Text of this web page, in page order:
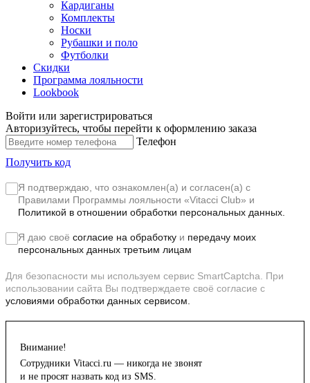
Кардиганы
Комплекты
Носки
Рубашки и поло
Футболки
Скидки
Программа лояльности
Lookbook
Войти или зарегистрироваться
Авторизуйтесь, чтобы перейти к оформлению заказа
Телефон
Получить код
Я подтверждаю, что ознакомлен(а) и согласен(а) с
Правилами Программы лояльности «Vitacci Club» и
Политикой в отношении обработки персональных данных.
Я даю своё согласие на обработку и передачу моих
персональных данных третьим лицам
Для безопасности мы используем сервис SmartCaptcha. При
использовании сайта Вы подтверждаете своё согласие с
условиями обработки данных сервисом.
Внимание!
Сотрудники Vitacci.ru — никогда не звонят
и не просят назвать код из SMS.